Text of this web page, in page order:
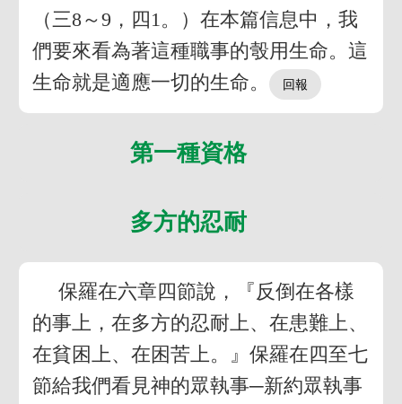
（三8～9，四1。）在本篇信息中，我
們要來看為著這種職事的彀用生命。這
生命就是適應一切的生命。
第一種資格
多方的忍耐
保羅在六章四節說，『反倒在各樣
的事上，在多方的忍耐上、在患難上、
在貧困上、在困苦上。』保羅在四至七
節給我們看見神的眾執事─新約眾執事